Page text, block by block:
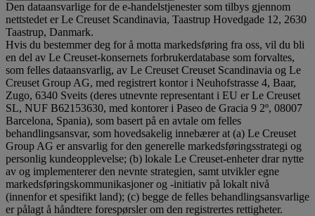
Den dataansvarlige for de e-handelstjenester som tilbys gjennom
nettstedet er Le Creuset Scandinavia, Taastrup Hovedgade 12, 2630
Taastrup, Danmark.
Hvis du bestemmer deg for å motta markedsføring fra oss, vil du bli
en del av Le Creuset-konsernets forbrukerdatabase som forvaltes,
som felles dataansvarlig, av Le Creuset Creuset Scandinavia og Le
Creuset Group AG, med registrert kontor i Neuhofstrasse 4, Baar,
Zugo, 6340 Sveits (deres utnevnte representant i EU er Le Creuset
SL, NUF B62153630, med kontorer i Paseo de Gracia 9 2º, 08007
Barcelona, Spania), som basert på en avtale om felles
behandlingsansvar, som hovedsakelig innebærer at (a) Le Creuset
Group AG er ansvarlig for den generelle markedsføringsstrategi og
personlig kundeopplevelse; (b) lokale Le Creuset-enheter drar nytte
av og implementerer den nevnte strategien, samt utvikler egne
markedsføringskommunikasjoner og -initiativ på lokalt nivå
(innenfor et spesifikt land); (c) begge de felles behandlingsansvarlige
er pålagt å håndtere forespørsler om den registrertes rettigheter.